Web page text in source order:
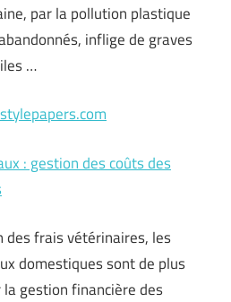
par la pollution plastique
inflige de graves
…
stylepapers.com
: gestion des coûts des
des frais vétérinaires, les
domestiques sont de plus
gestion financière des